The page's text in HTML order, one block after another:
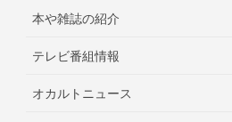
本や雑誌の紹介
テレビ番組情報
オカルトニュース